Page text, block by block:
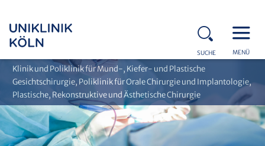
SUCHE MENÜ
Klinik und Poliklinik für Mund-, Kiefer- und Plastische
Gesichtschirurgie, Poliklinik für Orale Chirurgie und Implantologie,
Plastische, Rekonstruktive und Ästhetische Chirurgie